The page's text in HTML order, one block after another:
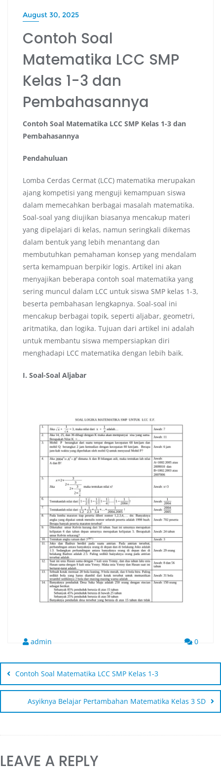
August 30, 2025
Contoh Soal
Matematika LCC SMP
Kelas 1-3 dan
Pembahasannya
Contoh Soal Matematika LCC SMP Kelas 1-3 dan
Pembahasannya
Pendahuluan
Lomba Cerdas Cermat (LCC) matematika merupakan
ajang kompetisi yang menguji kemampuan siswa
dalam memecahkan berbagai masalah matematika.
Soal-soal yang diujikan biasanya mencakup materi
yang dipelajari di kelas, namun seringkali dikemas
dalam bentuk yang lebih menantang dan
membutuhkan pemahaman konsep yang mendalam
serta kemampuan berpikir logis. Artikel ini akan
menyajikan beberapa contoh soal matematika yang
sering muncul dalam LCC untuk siswa SMP kelas 1-3,
beserta pembahasan lengkapnya. Soal-soal ini
mencakup berbagai topik, seperti aljabar, geometri,
aritmatika, dan logika. Tujuan dari artikel ini adalah
untuk membantu siswa mempersiapkan diri
menghadapi LCC matematika dengan lebih baik.
I. Soal-Soal Aljabar
admin 0
Contoh Soal Matematika LCC SMP Kelas 1-3
Asyiknya Belajar Pertambahan Matematika Kelas 3 SD
LEAVE A REPLY